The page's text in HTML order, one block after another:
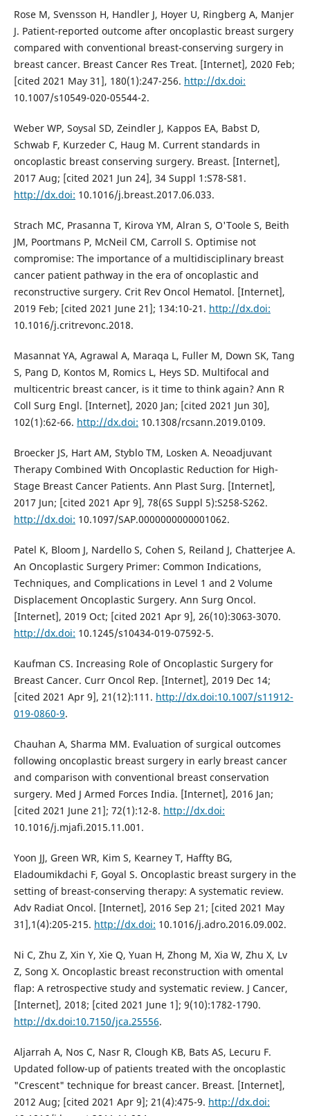
Rose M, Svensson H, Handler J, Hoyer U, Ringberg A, Manjer
J. Patient-reported outcome after oncoplastic breast surgery
compared with conventional breast-conserving surgery in
breast cancer. Breast Cancer Res Treat. [Internet], 2020 Feb;
[cited 2021 May 31], 180(1):247-256. http://dx.doi:
10.1007/s10549-020-05544-2.
Weber WP, Soysal SD, Zeindler J, Kappos EA, Babst D,
Schwab F, Kurzeder C, Haug M. Current standards in
oncoplastic breast conserving surgery. Breast. [Internet],
2017 Aug; [cited 2021 Jun 24], 34 Suppl 1:S78-S81.
http://dx.doi: 10.1016/j.breast.2017.06.033.
Strach MC, Prasanna T, Kirova YM, Alran S, O'Toole S, Beith
JM, Poortmans P, McNeil CM, Carroll S. Optimise not
compromise: The importance of a multidisciplinary breast
cancer patient pathway in the era of oncoplastic and
reconstructive surgery. Crit Rev Oncol Hematol. [Internet],
2019 Feb; [cited 2021 June 21]; 134:10-21. http://dx.doi:
10.1016/j.critrevonc.2018.
Masannat YA, Agrawal A, Maraqa L, Fuller M, Down SK, Tang
S, Pang D, Kontos M, Romics L, Heys SD. Multifocal and
multicentric breast cancer, is it time to think again? Ann R
Coll Surg Engl. [Internet], 2020 Jan; [cited 2021 Jun 30],
102(1):62-66. http://dx.doi: 10.1308/rcsann.2019.0109.
Broecker JS, Hart AM, Styblo TM, Losken A. Neoadjuvant
Therapy Combined With Oncoplastic Reduction for High-
Stage Breast Cancer Patients. Ann Plast Surg. [Internet],
2017 Jun; [cited 2021 Apr 9], 78(6S Suppl 5):S258-S262.
http://dx.doi: 10.1097/SAP.0000000000001062.
Patel K, Bloom J, Nardello S, Cohen S, Reiland J, Chatterjee A.
An Oncoplastic Surgery Primer: Common Indications,
Techniques, and Complications in Level 1 and 2 Volume
Displacement Oncoplastic Surgery. Ann Surg Oncol.
[Internet], 2019 Oct; [cited 2021 Apr 9], 26(10):3063-3070.
http://dx.doi: 10.1245/s10434-019-07592-5.
Kaufman CS. Increasing Role of Oncoplastic Surgery for
Breast Cancer. Curr Oncol Rep. [Internet], 2019 Dec 14;
[cited 2021 Apr 9], 21(12):111. http://dx.doi:10.1007/s11912-
019-0860-9.
Chauhan A, Sharma MM. Evaluation of surgical outcomes
following oncoplastic breast surgery in early breast cancer
and comparison with conventional breast conservation
surgery. Med J Armed Forces India. [Internet], 2016 Jan;
[cited 2021 June 21]; 72(1):12-8. http://dx.doi:
10.1016/j.mjafi.2015.11.001.
Yoon JJ, Green WR, Kim S, Kearney T, Haffty BG,
Eladoumikdachi F, Goyal S. Oncoplastic breast surgery in the
setting of breast-conserving therapy: A systematic review.
Adv Radiat Oncol. [Internet], 2016 Sep 21; [cited 2021 May
31],1(4):205-215. http://dx.doi: 10.1016/j.adro.2016.09.002.
Ni C, Zhu Z, Xin Y, Xie Q, Yuan H, Zhong M, Xia W, Zhu X, Lv
Z, Song X. Oncoplastic breast reconstruction with omental
flap: A retrospective study and systematic review. J Cancer,
[Internet], 2018; [cited 2021 June 1]; 9(10):1782-1790.
http://dx.doi:10.7150/jca.25556.
Aljarrah A, Nos C, Nasr R, Clough KB, Bats AS, Lecuru F.
Updated follow-up of patients treated with the oncoplastic
"Crescent" technique for breast cancer. Breast. [Internet],
2012 Aug; [cited 2021 Apr 9]; 21(4):475-9. http://dx.doi: